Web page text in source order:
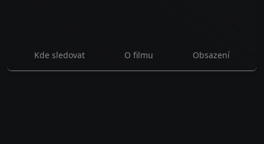
Kde sledovat O filmu Obsazení